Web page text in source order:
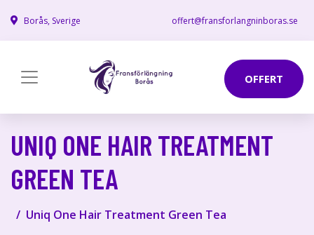
Borås, Sverige offert@fransforlangninboras.se
OFFERT
UNIQ ONE HAIR TREATMENT
GREEN TEA
Uniq One Hair Treatment Green Tea